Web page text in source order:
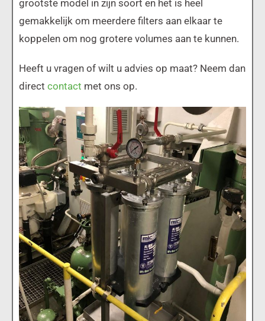
grootste model in zijn soort en het is heel
gemakkelijk om meerdere filters aan elkaar te
koppelen om nog grotere volumes aan te kunnen.
Heeft u vragen of wilt u advies op maat? Neem dan
direct contact met ons op.